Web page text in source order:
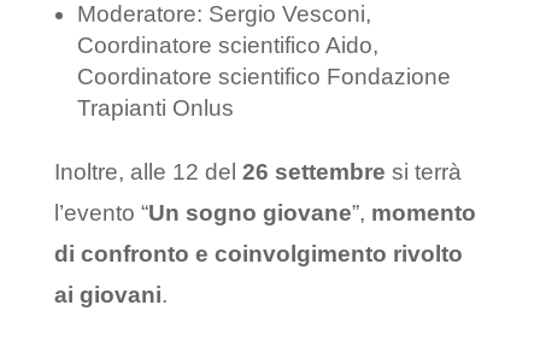
Moderatore: Sergio Vesconi,
Coordinatore scientifico Aido,
Coordinatore scientifico Fondazione
Trapianti Onlus
Inoltre, alle 12 del 26 settembre si terrà
l’evento “Un sogno giovane”, momento
di confronto e coinvolgimento rivolto
ai giovani.